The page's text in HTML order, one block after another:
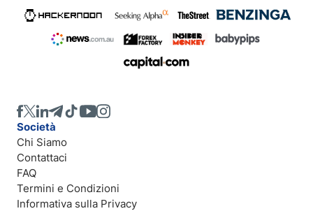
Società
Chi Siamo
Contattaci
FAQ
Termini e Condizioni
Informativa sulla Privacy